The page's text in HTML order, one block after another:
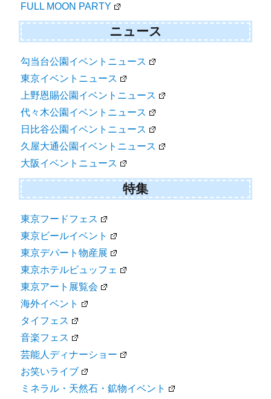
FULL MOON PARTY
ニュース
勾当台公園イベントニュース
東京イベントニュース
上野恩賜公園イベントニュース
代々木公園イベントニュース
日比谷公園イベントニュース
久屋大通公園イベントニュース
大阪イベントニュース
特集
東京フードフェス
東京ビールイベント
東京デパート物産展
東京ホテルビュッフェ
東京アート展覧会
海外イベント
タイフェス
音楽フェス
芸能人ディナーショー
お笑いライブ
ミネラル・天然石・鉱物イベント